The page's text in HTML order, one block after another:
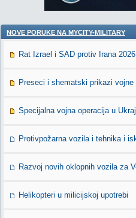
NOVE PORUKE NA MYCITY-MILITARY
Rat Izrael i SAD protiv Irana 2026
Preseci i shematski prikazi vojne
Specijalna vojna operacija u
Protivpožarna vozila i tehnika i
Razvoj novih oklopnih vozila za
Helikopteri u milicijskoj upotrebi